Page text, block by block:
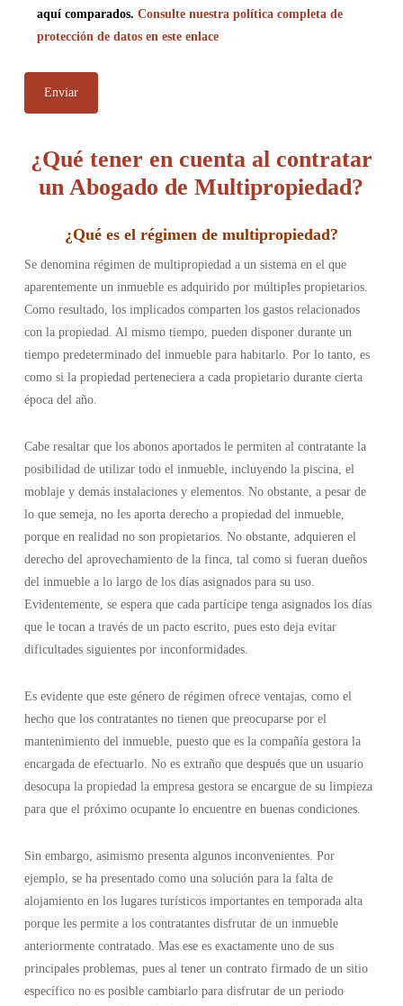
aquí comparados. Consulte nuestra política completa de
protección de datos en este enlace
¿Qué tener en cuenta al contratar
un Abogado de Multipropiedad?
¿Qué es el régimen de multipropiedad?
Se denomina régimen de multipropiedad a un sistema en el que
aparentemente un inmueble es adquirido por múltiples propietarios.
Como resultado, los implicados comparten los gastos relacionados
con la propiedad. Al mismo tiempo, pueden disponer durante un
tiempo predeterminado del inmueble para habitarlo. Por lo tanto, es
como si la propiedad perteneciera a cada propietario durante cierta
época del año.
Cabe resaltar que los abonos aportados le permiten al contratante la
posibilidad de utilizar todo el inmueble, incluyendo la piscina, el
moblaje y demás instalaciones y elementos. No obstante, a pesar de
lo que semeja, no les aporta derecho a propiedad del inmueble,
porque en realidad no son propietarios. No obstante, adquieren el
derecho del aprovechamiento de la finca, tal como si fueran dueños
del inmueble a lo largo de los días asignados para su uso.
Evidentemente, se espera que cada partícipe tenga asignados los días
que le tocan a través de un pacto escrito, pues esto deja evitar
dificultades siguientes por inconformidades.
Es evidente que este género de régimen ofrece ventajas, como el
hecho que los contratantes no tienen que preocuparse por el
mantenimiento del inmueble, puesto que es la compañía gestora la
encargada de efectuarlo. No es extraño que después que un usuario
desocupa la propiedad la empresa gestora se encargue de su limpieza
para que el próximo ocupante lo encuentre en buenas condiciones.
Sin embargo, asimismo presenta algunos inconvenientes. Por
ejemplo, se ha presentado como una solución para la falta de
alojamiento en los lugares turísticos importantes en temporada alta
porque les permite a los contratantes disfrutar de un inmueble
anteriormente contratado. Mas ese es exactamente uno de sus
principales problemas, pues al tener un contrato firmado de un sitio
específico no es posible cambiarlo para disfrutar de un periodo